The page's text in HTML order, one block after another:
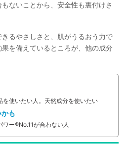
ないことから、安全性も裏付けさ
るやさしさと、肌がうるおう力で
を備えているところが、他の成分
使いたい人。天然成分を使いたい
も
ー®No.11が合わない人